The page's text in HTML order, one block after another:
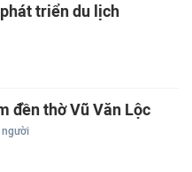
triển du lịch
đền thờ Vũ Văn Lộc